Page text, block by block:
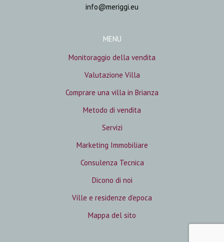
info@meriggi.eu
MENU
Monitoraggio della vendita
Valutazione Villa
Comprare una villa in Brianza
Metodo di vendita
Servizi
Marketing Immobiliare
Consulenza Tecnica
Dicono di noi
Ville e residenze d’epoca
Mappa del sito